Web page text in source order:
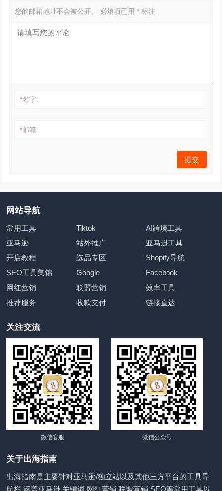
您的邮箱地址不会被公开。 必填项已用* 标注
*名字:
*邮箱:
网站导航
常用工具 Tiktok
AI跨境工具
亚马逊
站外推广
亚马逊工具
开店教程
选品专区
Shopify导航
SEO工具集锦
Google
Facebook
网红营销
联盟营销
效率工具
推荐服务
收款支付 链接直达
关注交流
微信客服 微信公众号
关于出海指南
出海指南是主要针对亚马逊/独立站以及其他三方平台的工具导
航栏,涵盖亚马逊,关键词,网红营销,联盟营销,SEO等常用工具以